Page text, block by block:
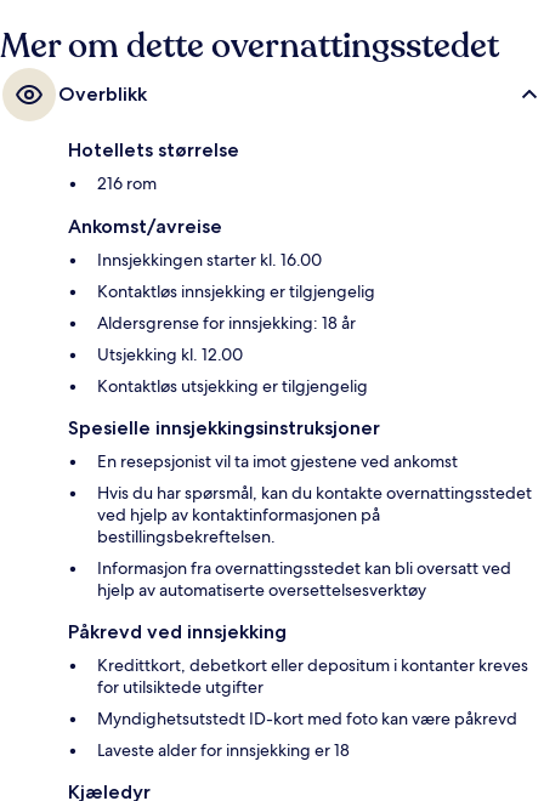
Mer om dette overnattingsstedet
Overblikk
Hotellets størrelse
216 rom
Ankomst/avreise
Innsjekkingen starter kl. 16.00
Kontaktløs innsjekking er tilgjengelig
Aldersgrense for innsjekking: 18 år
Utsjekking kl. 12.00
Kontaktløs utsjekking er tilgjengelig
Spesielle innsjekkingsinstruksjoner
En resepsjonist vil ta imot gjestene ved ankomst
Hvis du har spørsmål, kan du kontakte overnattingsstedet
ved hjelp av kontaktinformasjonen på
bestillingsbekreftelsen.
Informasjon fra overnattingsstedet kan bli oversatt ved
hjelp av automatiserte oversettelsesverktøy
Påkrevd ved innsjekking
Kredittkort, debetkort eller depositum i kontanter kreves
for utilsiktede utgifter
Myndighetsutstedt ID-kort med foto kan være påkrevd
Laveste alder for innsjekking er 18
Kjæledyr